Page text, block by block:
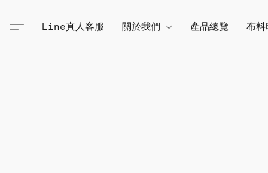
Line真人客服 關於我們 產品總覽 布